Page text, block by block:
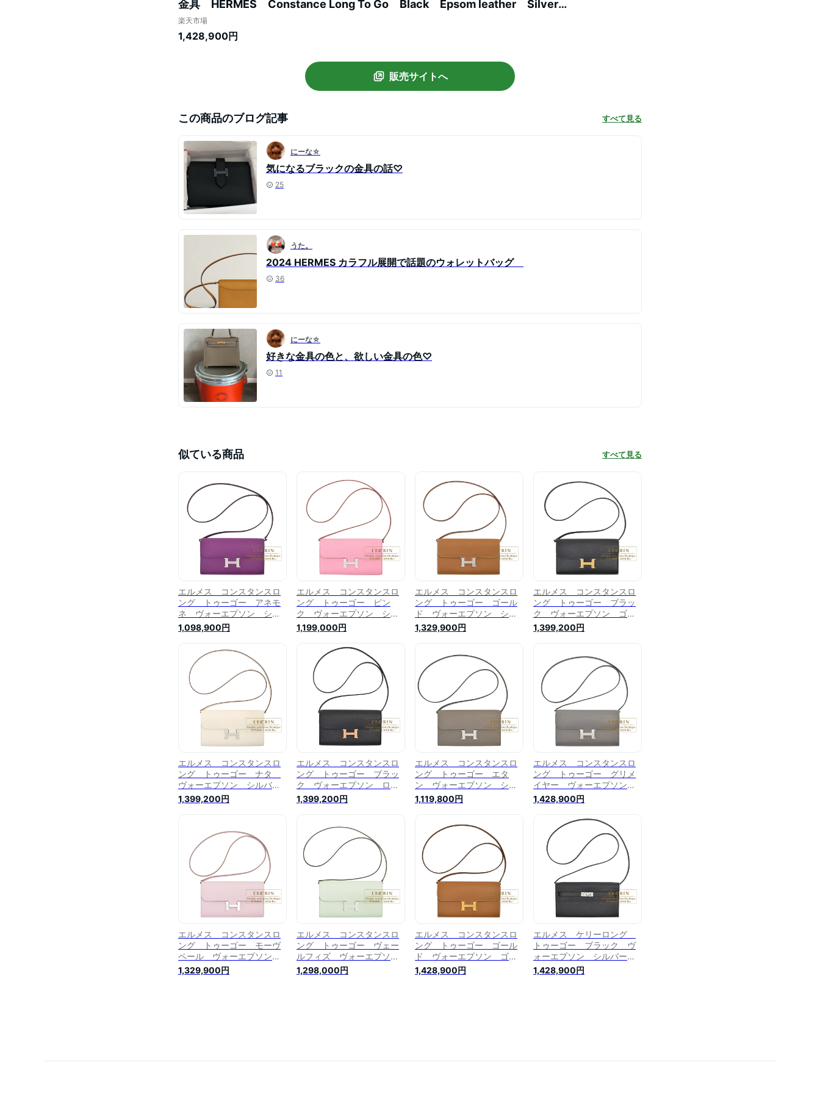
金具 HERMES Constance Long To Go Black Epsom leather Silver
hardware
楽天市場
1,428,900円
販売サイトへ
この商品のブログ記事 すべて見る
にーな☆
気になるブラックの金具の話♡
25
うた。
2024 HERMES カラフル展開で話題のウォレットバッグ
36
にーな☆
好きな金具の色と、欲しい金具の色♡
11
似ている商品 すべて見る
エルメス コンスタンスロ
ング トゥーゴー アネモ
ネ ヴォーエプソン シル
バー金具 HERMES
Constance Long To Go
leather Silver hardware
1,098,900円
エルメス コンスタンスロ
ング トゥーゴー ピン
ク ヴォーエプソン シル
バー金具 HERMES
Constance Long To Go
Pink Epsom leather
Silver hardware
1,199,000円
エルメス コンスタンスロ
ング トゥーゴー ゴール
ド ヴォーエプソン シル
バー金具 HERMES
Constance Long To Go
Silver hardware
1,329,900円
エルメス コンスタンスロ
ング トゥーゴー ブラッ
ク ヴォーエプソン ゴー
ルド金具 HERMES
Constance Long To Go
Gold hardware
1,399,200円
エルメス コンスタンスロ
ング トゥーゴー ナタ
ヴォーエプソン シルバー
金具 HERMES
Constance Long To Go
1,399,200円
エルメス コンスタンスロ
ング トゥーゴー ブラッ
ク ヴォーエプソン ロー
ズゴールド金具
HERMES Constance Long
leather Rose gold
hardware
1,399,200円
エルメス コンスタンスロ
ング トゥーゴー エタ
ン ヴォーエプソン シル
バー金具 HERMES
Constance Long To Go
Silver hardware
1,119,800円
エルメス コンスタンスロ
ング トゥーゴー グリメ
イヤー ヴォーエプソン
シルバー金具 HERMES
Constance Long To Go
Gris meyer Epsom
leather Silver hardware
1,428,900円
エルメス コンスタンスロ
ング トゥーゴー モーヴ
ペール ヴォーエプソン
シルバー金具 HERMES
Constance Long To Go
1,329,900円
エルメス コンスタンスロ
ング トゥーゴー ヴェー
ルフィズ ヴォーエプソ
ン シルバー金具
HERMES Constance Long
1,298,000円
エルメス コンスタンスロ
ング トゥーゴー ゴール
ド ヴォーエプソン ゴー
ルド金具 HERMES
Constance Long To Go
1,428,900円
エルメス ケリーロング
トゥーゴー ブラック ヴ
ォーエプソン シルバー金
具 HERMES Kelly Long
To Go Black Epsom
1,428,900円